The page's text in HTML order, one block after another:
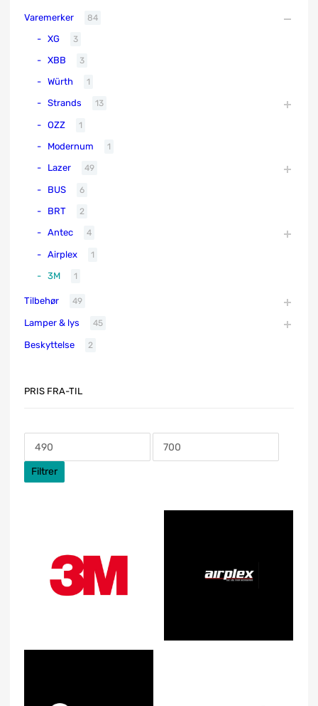
Varemerker 84
XG 3
XBB 3
Würth 1
Strands 13
OZZ 1
Modernum 1
Lazer 49
BUS 6
BRT 2
Antec 4
Airplex 1
3M 1
Tilbehør 49
Lamper & lys 45
Beskyttelse 2
PRIS FRA-TIL
Filtrer